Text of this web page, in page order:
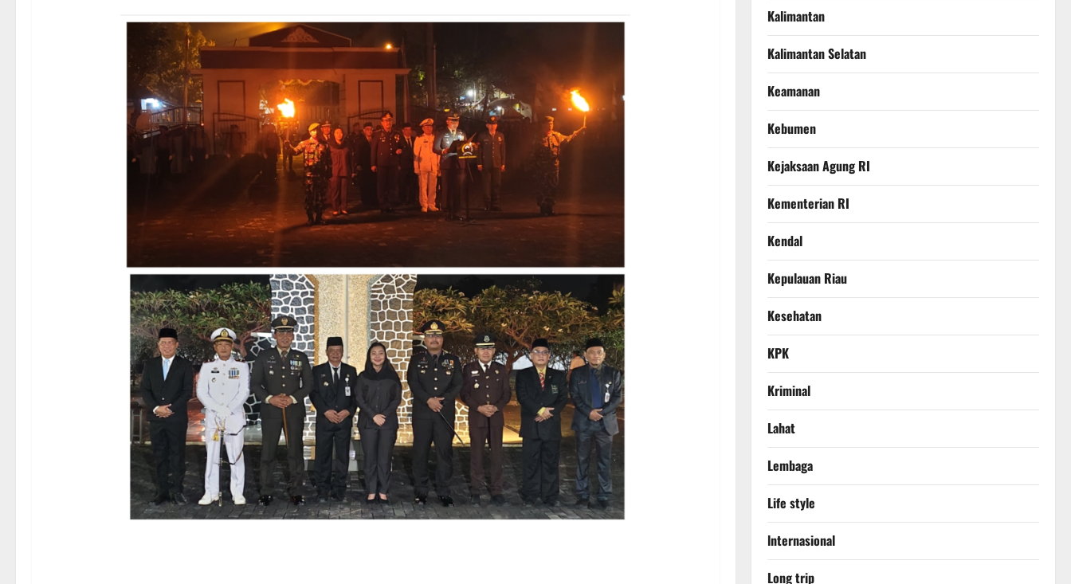
Kalimantan
Kalimantan Selatan
Keamanan
Kebumen
Kejaksaan Agung RI
Kementerian RI
Kendal
Kepulauan Riau
Kesehatan
KPK
Kriminal
Lahat
Lembaga
Life style
lnternasional
Long trip